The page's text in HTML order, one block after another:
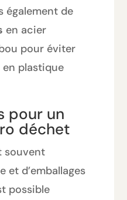
également de
en acier
pour éviter
en plastique
pour un
déchet
souvent
et d’emballages
possible